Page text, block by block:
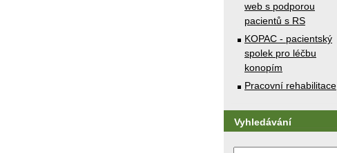
web s podporou
pacientů s RS
KOPAC - pacientský
spolek pro léčbu
konopím
Pracovní rehabilitace
Vyhledávání